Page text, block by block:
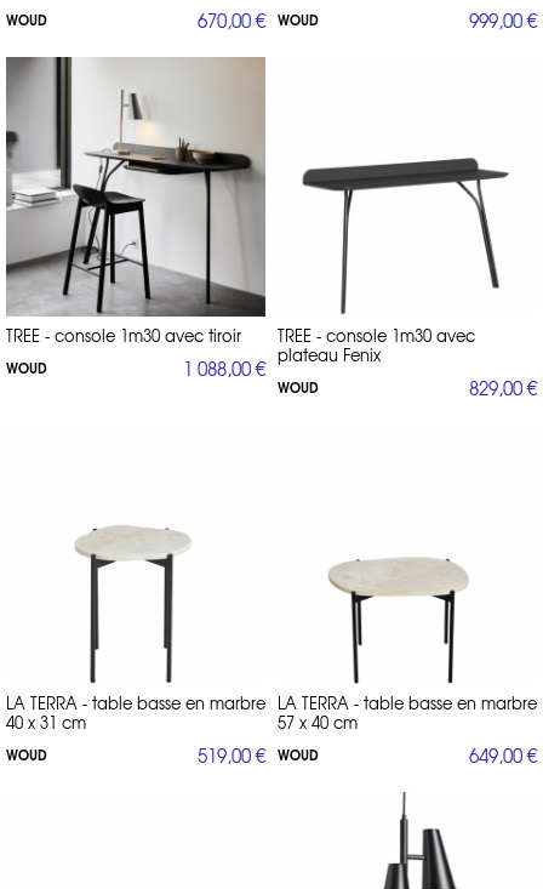
WOUD 670,00 € WOUD 999,00 €
TREE - console 1m30 avec tiroir
WOUD 1 088,00 €
TREE - console 1m30 avec
plateau Fenix
WOUD 829,00 €
LA TERRA - table basse en marbre
40 x 31 cm
WOUD 519,00 €
LA TERRA - table basse en marbre
57 x 40 cm
WOUD 649,00 €